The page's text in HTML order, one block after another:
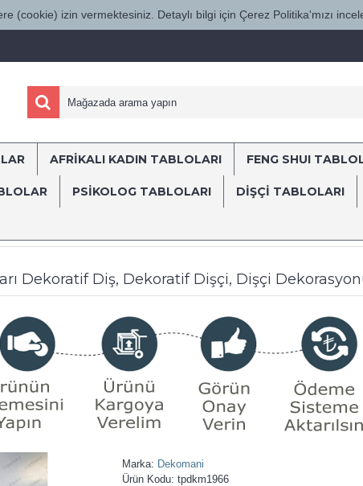
(cookie) izin vermektesiniz. Detaylı bilgi için Çerez Politika'mızı
AFRİKALI KADIN TABLOLARI FENG SHUI
PSİKOLOG TABLOLARI DIŞÇI TABLOLARI
HER YERİNE SÜRAT
Dekoratif Diş, Dekoratif Dişçi, Dişçi
Marka: Dekomani
Ürün Kodu: tpdkm1966